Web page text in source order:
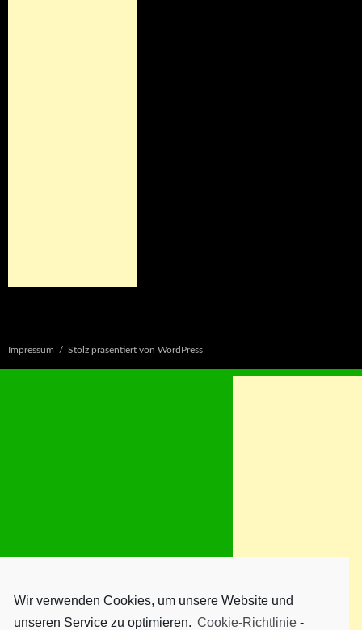
Wir verwenden Cookies, um unsere Website und
unseren Service zu optimieren. Cookie-Richtlinie -
Impressum Stolz präsentiert von WordPress